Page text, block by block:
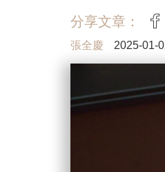
分享文章：
張全慶 2025-01-